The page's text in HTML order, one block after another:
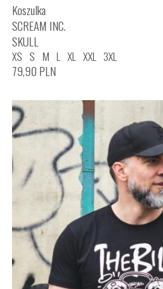
Koszulka
SCREAM INC.
SKULL
XS S M L XL XXL 3XL
79,90 PLN